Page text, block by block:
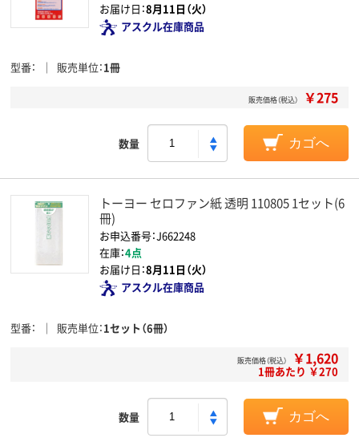
お届け日：8月11日（火）
アスクル在庫商品
型番 販売単位 1冊
販売価格（税込） ￥275
数量 カゴへ
トーヨー セロファン紙 透明 110805 1セット(6
冊)
お申込番号：J662248
在庫：4点
お届け日：8月11日（火）
アスクル在庫商品
型番 販売単位 1セット（6冊）
販売価格（税込） ￥1,620
1冊あたり ￥270
数量 カゴへ